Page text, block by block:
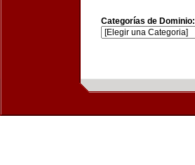
Categorías de Dominio: